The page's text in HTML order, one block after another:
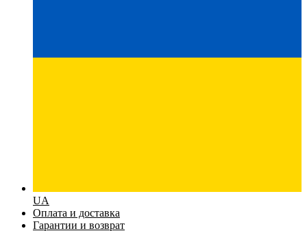
UA
Оплата и доставка
Гарантии и возврат